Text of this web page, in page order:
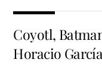
Coyotl,
Horacio